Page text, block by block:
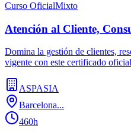
Curso OficialMixto
Atención al Cliente,
Domina la gestión de clientes,
vigente con este certificado
ASPASIA
Barcelona...
460h